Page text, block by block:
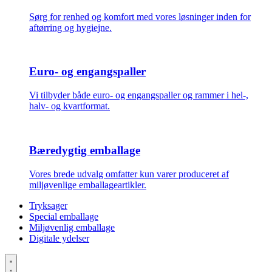
Sørg for renhed og komfort med vores løsninger inden for
aftørring og hygiejne.
Euro- og engangspaller
Vi tilbyder både euro- og engangspaller og rammer i hel-,
halv- og kvartformat.
Bæredygtig emballage
Vores brede udvalg omfatter kun varer produceret af
miljøvenlige emballageartikler.
Tryksager
Special emballage
Miljøvenlig emballage
Digitale ydelser